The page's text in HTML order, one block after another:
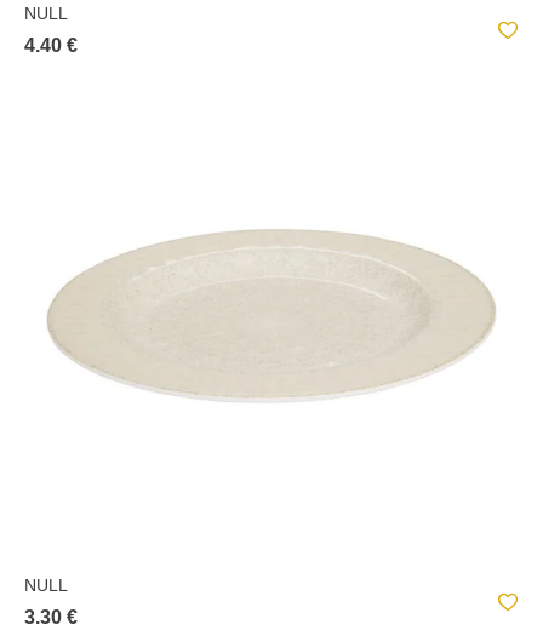
NULL
4.40 €
NULL
3.30 €